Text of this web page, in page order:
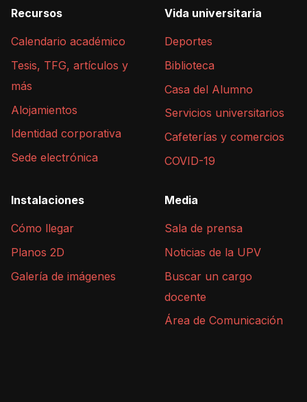
Recursos
Calendario académico
Tesis, TFG, artículos y
más
Alojamientos
Identidad corporativa
Sede electrónica
Vida universitaria
Deportes
Biblioteca
Casa del Alumno
Servicios universitarios
Cafeterías y comercios
COVID-19
Instalaciones
Cómo llegar
Planos 2D
Galería de imágenes
Media
Sala de prensa
Noticias de la UPV
Buscar un cargo
docente
Área de Comunicación